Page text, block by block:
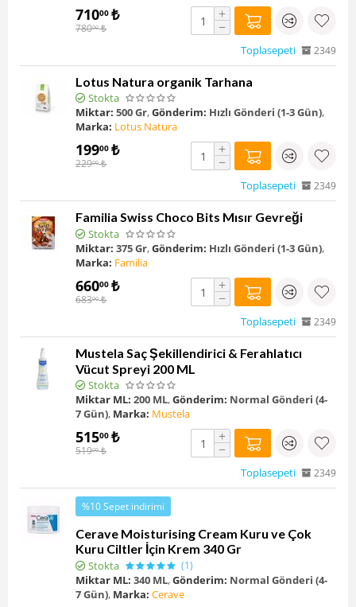
71000 ₺
78000 ₺
+
−
Toplasepeti 2349
Lotus Natura organik Tarhana
Stokta
Miktar: 500 Gr,Gönderim: Hızlı Gönderi (1-3 Gün),
Marka: Lotus Natura
19900 ₺
22900 ₺
+
−
Toplasepeti 2349
Familia Swiss Choco Bits Mısır Gevreği
Stokta
Miktar: 375 Gr,Gönderim: Hızlı Gönderi (1-3 Gün),
Marka: Familia
66000 ₺
68300 ₺
+
−
Toplasepeti 2349
Mustela Saç Şekillendirici & Ferahlatıcı
Vücut Spreyi 200 ML
Stokta
Miktar ML: 200 ML,Gönderim: Normal Gönderi (4-
7 Gün), Marka: Mustela
51500 ₺
51900 ₺
+
−
Toplasepeti 2349
%10 Sepet indirimi
Cerave Moisturising Cream Kuru ve Çok
Kuru Ciltler İçin Krem 340 Gr
Stokta (1)
Miktar ML: 340 ML,Gönderim: Normal Gönderi (4-
7 Gün), Marka: Cerave